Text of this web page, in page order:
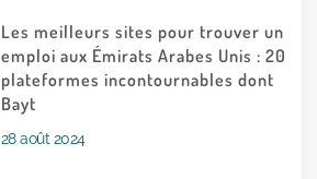
Les meilleurs sites pour trouver un
emploi aux Émirats Arabes Unis : 20
plateformes incontournables dont
Bayt
28 août 2024